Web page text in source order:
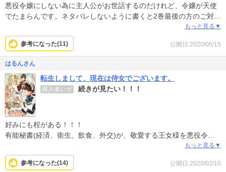
悪役令嬢にしない為に主人公がお世話するのだけれど、令嬢が天使
でたまらんです。ネタバレしないように書くと2巻最後の方のご対面
もっと見る▼
公開日:2020/06/15
参考になった(11)
はるんさん
転生しまして、現在は侍女でございます。
購入者レポ 続きが見たい！！！
好みにも程がある！！！
有能秘書(経済、衛生、飲食、外交)が、敬愛する王女様を悪役令嬢
そして可愛い！！！！
続きが読みたい！！！！！
もっと見る▼
公開日:2020/02/10
参考になった(14)